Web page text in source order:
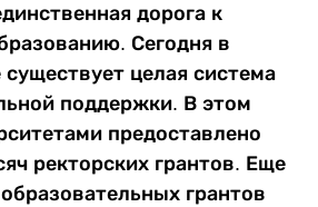
дорога к
Сегодня в
существует целая система
поддержки. В этом
предоставлено
ректорских грантов. Еще
грантов